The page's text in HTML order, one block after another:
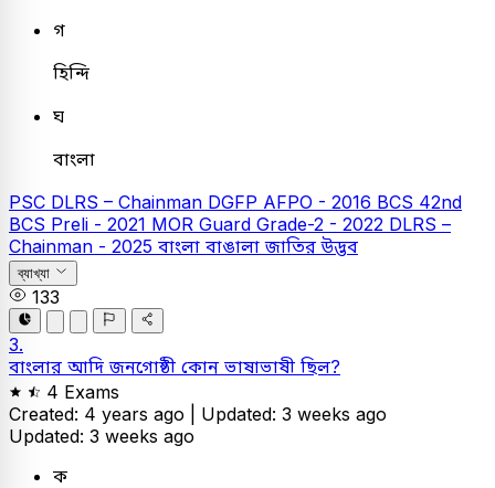
গ
হিন্দি
ঘ
বাংলা
PSC DLRS – Chainman DGFP AFPO - 2016 BCS 42nd
BCS Preli - 2021 MOR Guard Grade-2 - 2022 DLRS –
Chainman - 2025 বাংলা বাঙালা জাতির উদ্ভব
ব্যাখ্যা
133
3.
বাংলার আদি জনগোষ্ঠী কোন ভাষাভাষী ছিল?
4 Exams
Created: 4 years ago | Updated: 3 weeks ago
Updated: 3 weeks ago
ক